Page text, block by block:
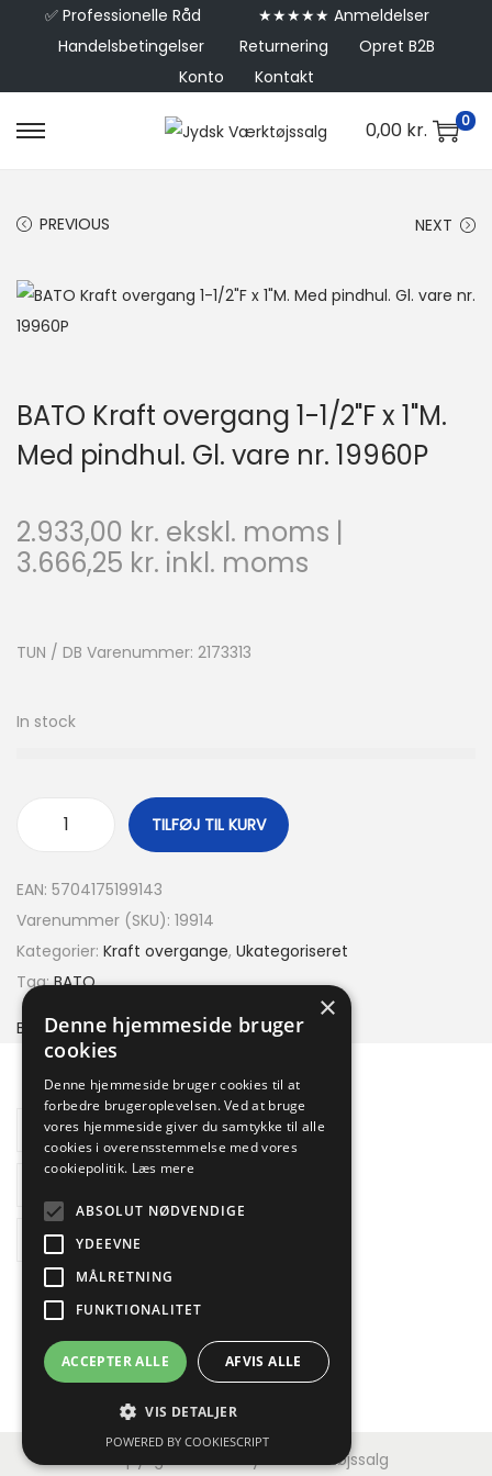
✅ Professionelle Råd
★★★★★ Anmeldelser
Handelsbetingelser
Returnering
Opret B2B
Konto
Kontakt
0,00 kr. 0
PREVIOUS NEXT
BATO Kraft overgang 1-1/2"F x 1"M.
Med pindhul. Gl. vare nr. 19960P
2.933,00 kr. ekskl. moms |
3.666,25 kr. inkl. moms
TUN / DB Varenummer: 2173313
In stock
TILFØJ TIL KURV
EAN: 5704175199143
Varenummer (SKU): 19914
Kategorier: Kraft overgange, Ukategoriseret
Tag:BATO
BATO ProfTool
Yderligere information
Brand
Reviews
Copyright © 2026Jydsk Værktøjssalg
×
Denne hjemmeside bruger
cookies
Denne hjemmeside bruger cookies til at
forbedre brugeroplevelsen. Ved at bruge
vores hjemmeside giver du samtykke til alle
cookies i overensstemmelse med vores
cookiepolitik. Læs mere
ABSOLUT NØDVENDIGE
YDEEVNE
MÅLRETNING
FUNKTIONALITET
ACCEPTER ALLE AFVIS ALLE
VIS DETALJER
POWERED BY COOKIESCRIPT